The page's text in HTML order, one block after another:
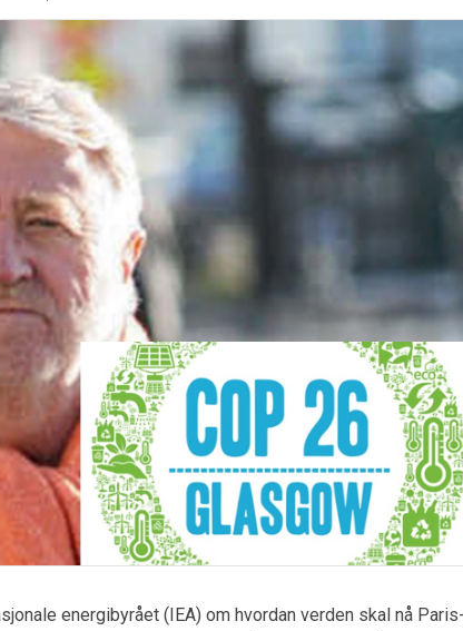
energibyrået (IEA) om hvordan verden skal nå Paris-